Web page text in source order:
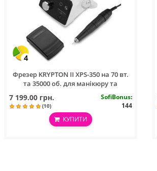
4
Фрезер KRYPTON II XPS-350 на 70 вт.
та 35000 об. для манікюру та
7 199.00 грн.
(10)
SofiBonus:
144
КУПИТИ